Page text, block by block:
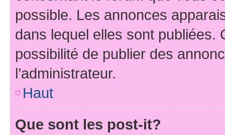
possible. Les annonces
dans lequel elles sont publiées.
possibilité de publier des
l’administrateur.
Haut
Que sont les post-it?